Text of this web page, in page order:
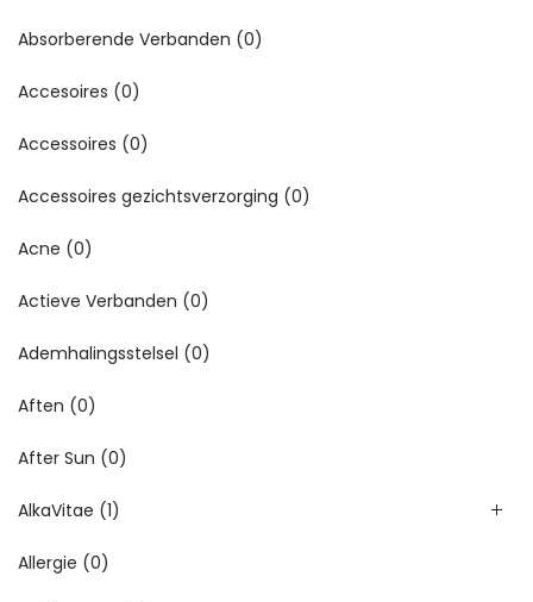
Absorberende Verbanden (0)
Accesoires (0)
Accessoires (0)
Accessoires gezichtsverzorging (0)
Acne (0)
Actieve Verbanden (0)
Ademhalingsstelsel (0)
Aften (0)
After Sun (0)
AlkaVitae (1)
Allergie (0)